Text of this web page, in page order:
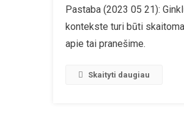
Pastaba (2023 05 21):
kontekste turi būti
apie tai pranešime.
Skaityti daugiau